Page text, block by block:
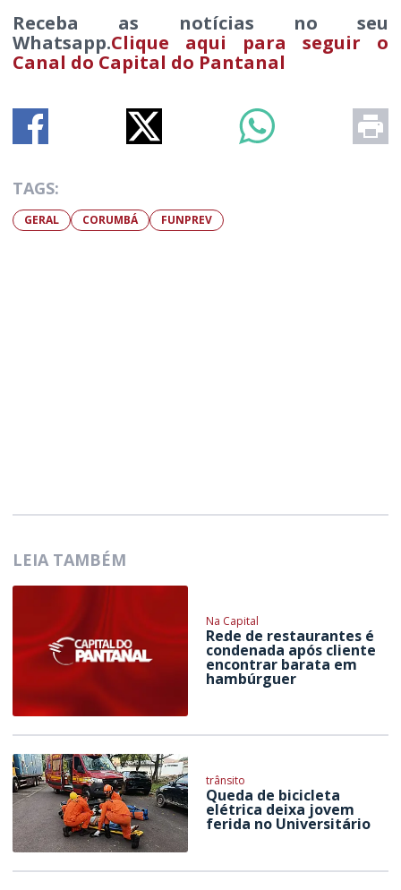
Receba as notícias no seu
Whatsapp.Clique aqui para seguir o
Canal do Capital do Pantanal
TAGS:
GERAL CORUMBÁ FUNPREV
LEIA TAMBÉM
Na Capital
Rede de restaurantes é
condenada após cliente
encontrar barata em
hambúrguer
trânsito
Queda de bicicleta
elétrica deixa jovem
ferida no Universitário